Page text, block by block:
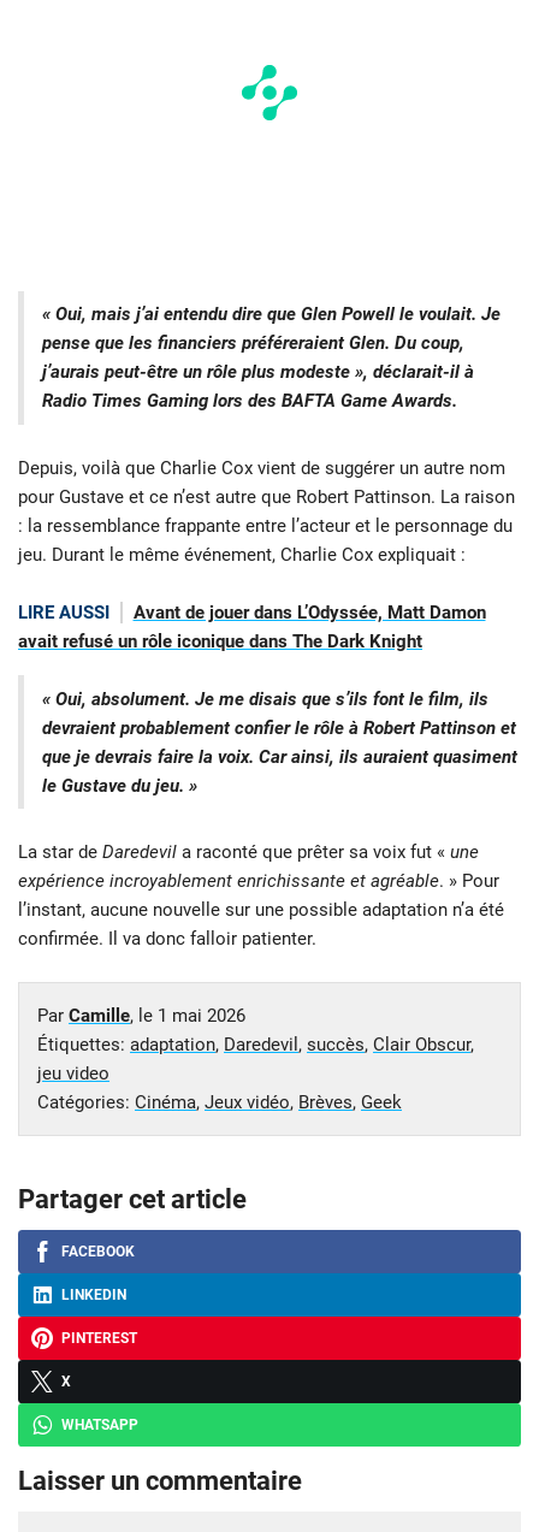
« Oui, mais j’ai entendu dire que Glen Powell le voulait. Je
pense que les financiers préféreraient Glen. Du coup,
j’aurais peut-être un rôle plus modeste », déclarait-il à
Radio Times Gaming lors des BAFTA Game Awards.
Depuis, voilà que Charlie Cox vient de suggérer un autre nom
pour Gustave et ce n’est autre que Robert Pattinson. La raison
: la ressemblance frappante entre l’acteur et le personnage du
jeu. Durant le même événement, Charlie Cox expliquait :
LIRE AUSSI
Avant de jouer dans L’Odyssée, Matt Damon
avait refusé un rôle iconique dans The Dark Knight
« Oui, absolument. Je me disais que s’ils font le film, ils
devraient probablement confier le rôle à Robert Pattinson et
que je devrais faire la voix. Car ainsi, ils auraient quasiment
le Gustave du jeu. »
La star de Daredevil a raconté que prêter sa voix fut « une
expérience incroyablement enrichissante et agréable. » Pour
l’instant, aucune nouvelle sur une possible adaptation n’a été
confirmée. Il va donc falloir patienter.
Par Camille, le 1 mai 2026
Étiquettes: adaptation, Daredevil , succès, Clair Obscur,
jeu video
Catégories: Cinéma, Jeux vidéo, Brèves, Geek
Partager cet article
FACEBOOK
LINKEDIN
PINTEREST
X
WHATSAPP
Laisser un commentaire